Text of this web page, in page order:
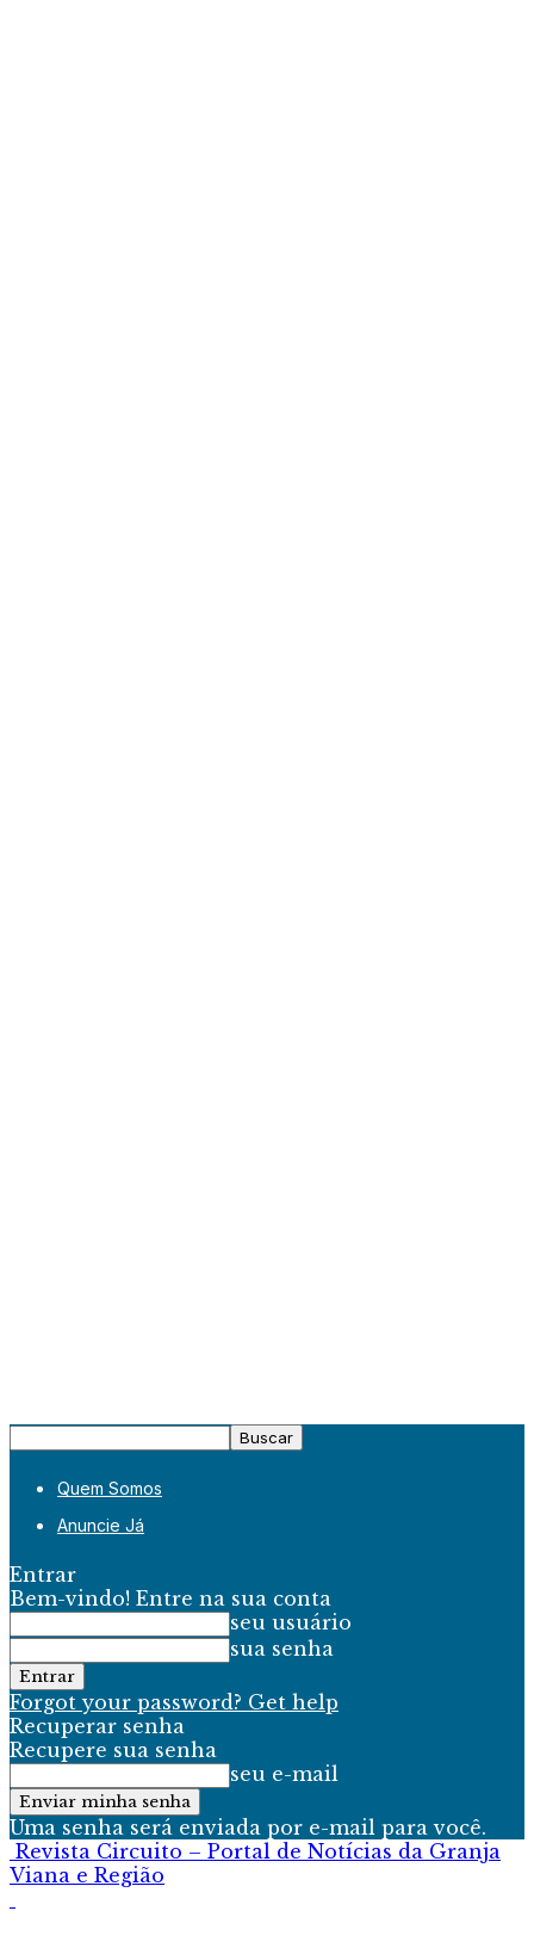
Quem Somos
Anuncie Já
Entrar
Bem-vindo! Entre na sua conta
seu usuário
sua senha
Forgot your password? Get help
Recuperar senha
Recupere sua senha
seu e-mail
Uma senha será enviada por e-mail para você.
Revista Circuito – Portal de Notícias da Granja
Viana e Região